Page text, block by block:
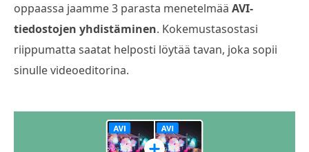
oppaassa jaamme 3 parasta menetelmää AVI-
tiedostojen yhdistäminen. Kokemustasostasi
riippumatta saatat helposti löytää tavan, joka sopii
sinulle videoeditorina.